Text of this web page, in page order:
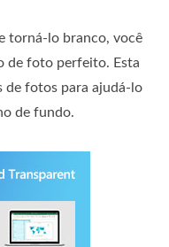
torná-lo branco, você
de foto perfeito. Esta
de fotos para ajudá-lo
de fundo.